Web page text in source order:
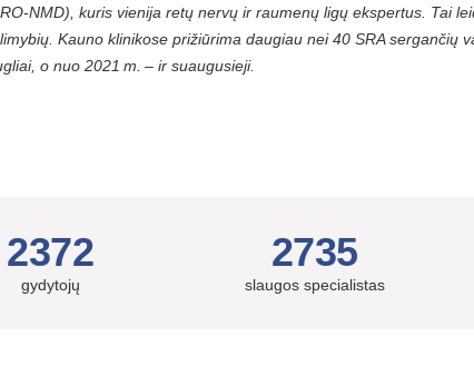
NMD), kuris vienija retų nervų ir raumenų ligų ekspertus. Tai
Kauno klinikose prižiūrima daugiau nei 40 SRA sergančių
o nuo 2021 m. – ir suaugusieji.
2372
gydytojų
2735
slaugos specialistas